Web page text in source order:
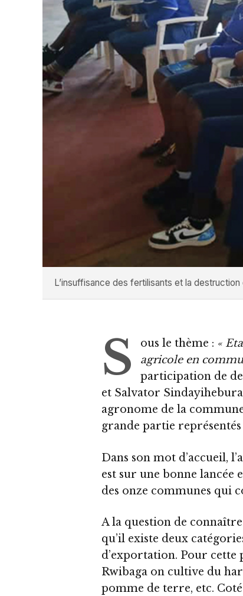
L’insuffisance des fertilisants et la
S ous le thème : «
agricole en
participation de
et Salvator
agronome de la
grande partie représentés
Dans son mot d’accueil,
est sur une bonne lancée
des onze communes qui
A la question de
qu’il existe deux
d’exportation. Pour cette
Rwibaga on cultive du
pomme de terre, etc.